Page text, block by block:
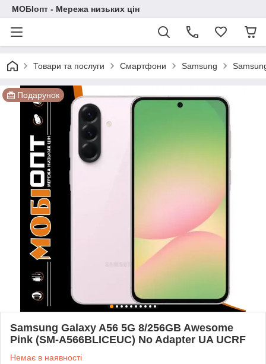
МОБІопт - Мережа низьких цін
Товари та послуги Смартфони Samsung
Подарунок
Samsung Galaxy A56 5G 8/256GB Awesome
Pink (SM-A566BLICEUC) No Adapter UA UCRF
Немає в наявності